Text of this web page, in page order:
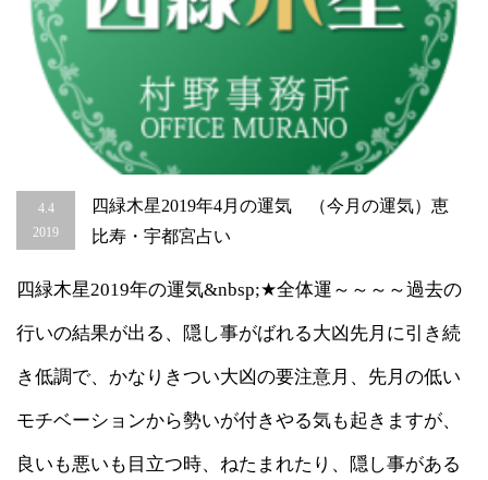
い
は
4.4
2019
四緑木星2019年4月の運気 （今月の運気）恵
比寿・宇都宮占い
四緑木星2019年の運気&nbsp;★全体運～～～～過去の
行いの結果が出る、隠し事がばれる大凶先月に引き続
き低調で、かなりきつい大凶の要注意月、先月の低い
モチベーションから勢いが付きやる気も起きますが、
良いも悪いも目立つ時、ねたまれたり、隠し事がある